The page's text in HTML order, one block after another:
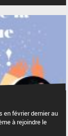
en février dernier au
à rejoindre le